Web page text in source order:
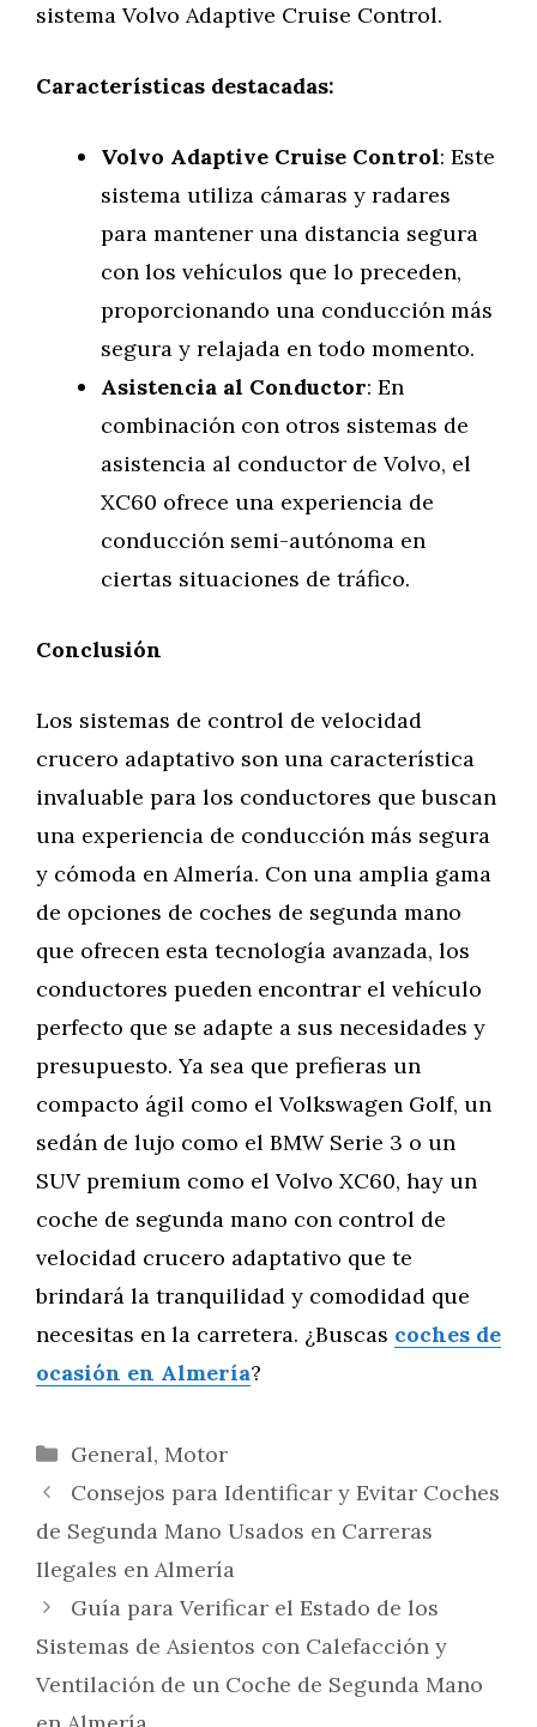
sistema Volvo Adaptive Cruise Control.
Características destacadas:
Volvo Adaptive Cruise Control: Este
sistema utiliza cámaras y radares
para mantener una distancia segura
con los vehículos que lo preceden,
proporcionando una conducción más
segura y relajada en todo momento.
Asistencia al Conductor: En
combinación con otros sistemas de
asistencia al conductor de Volvo, el
XC60 ofrece una experiencia de
conducción semi-autónoma en
ciertas situaciones de tráfico.
Conclusión
Los sistemas de control de velocidad
crucero adaptativo son una característica
invaluable para los conductores que buscan
una experiencia de conducción más segura
y cómoda en Almería. Con una amplia gama
de opciones de coches de segunda mano
que ofrecen esta tecnología avanzada, los
conductores pueden encontrar el vehículo
perfecto que se adapte a sus necesidades y
presupuesto. Ya sea que prefieras un
compacto ágil como el Volkswagen Golf, un
sedán de lujo como el BMW Serie 3 o un
SUV premium como el Volvo XC60, hay un
coche de segunda mano con control de
velocidad crucero adaptativo que te
brindará la tranquilidad y comodidad que
necesitas en la carretera. ¿Buscas coches de
ocasión en Almería?
Categorías
General, Motor
Consejos para Identificar y Evitar Coches
de Segunda Mano Usados en Carreras
Ilegales en Almería
Guía para Verificar el Estado de los
Sistemas de Asientos con Calefacción y
Ventilación de un Coche de Segunda Mano